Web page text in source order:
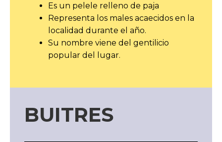
Es un pelele relleno de paja
Representa los males acaecidos en la
localidad durante el año.
Su nombre viene del gentilicio
popular del lugar.
BUITRES